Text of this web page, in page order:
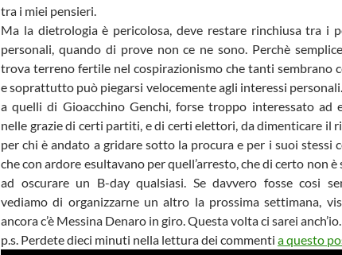
tra i miei pensieri.
Ma la dietrologia è pericolosa, deve restare rinchiusa tra i
personali, quando di prove non ce ne sono. Perchè
trova terreno fertile nel cospirazionismo che tanti sembrano
e soprattutto può piegarsi velocemente agli interessi
a quelli di Gioacchino Genchi, forse troppo interessato ad
nelle grazie di certi partiti, e di certi elettori, da dimenticare il
per chi è andato a gridare sotto la procura e per i suoi stessi
che con ardore esultavano per quell’arresto, che di certo non
ad oscurare un B-day qualsiasi. Se davvero fosse cosi
vediamo di organizzarne un altro la prossima settimana,
ancora c’è Messina Denaro in giro. Questa volta ci sarei anch’io.
p.s. Perdete dieci minuti nella lettura dei commenti a questo